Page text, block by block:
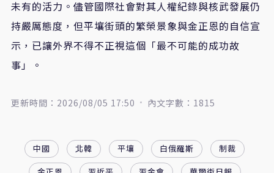
未有的活力。儘管國際社會對其人權紀錄與核武發展仍
持嚴厲態度，但平壤街頭的繁榮景象與金正恩的自信宣
示，已讓外界不得不正視這個「最不可能的成功故
事」。
更新時間：2026/08/05 17:50 內文字數：1815
中國 北韓 平壤 白俄羅斯
制裁